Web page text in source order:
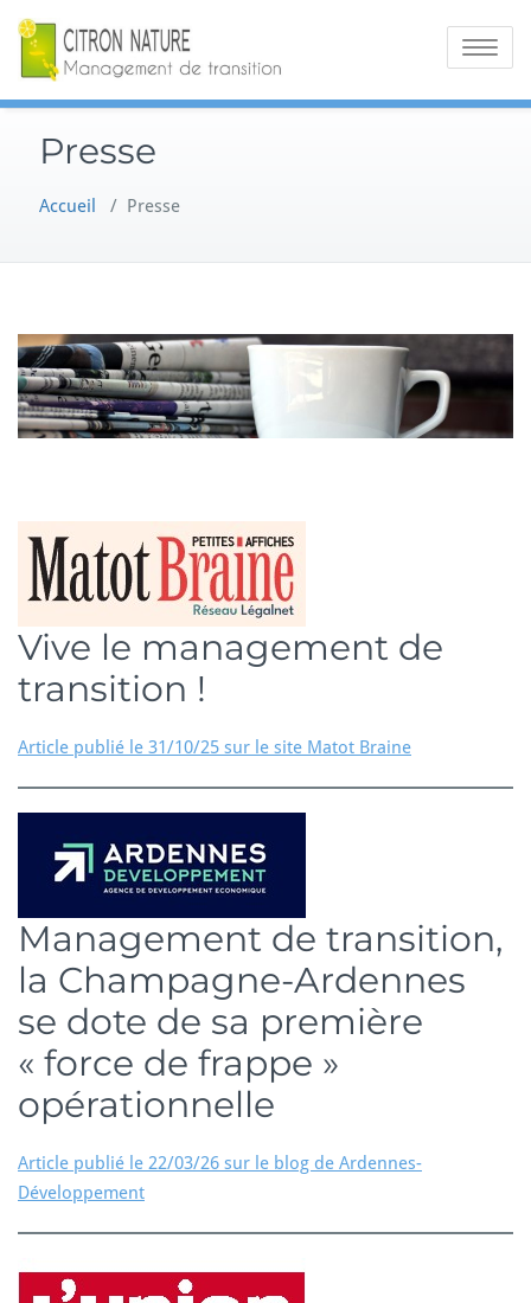
content
NATURE
Toggle
Presse
Accueil / Presse
Vive le management de
transition !
Article publié le 31/10/25 sur le site Matot Braine
Management de transition,
la Champagne-Ardennes
se dote de sa première
« force de frappe »
opérationnelle
Article publié le 22/03/26 sur le blog de Ardennes-
Développement